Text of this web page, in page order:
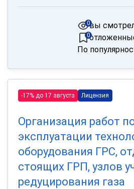
вы
0
0
По
-17% до 17 августа Лицензия
Организация работ
эксплуатации
оборудования ГРС,
стоящих ГРП, узлов
редуцирования газа